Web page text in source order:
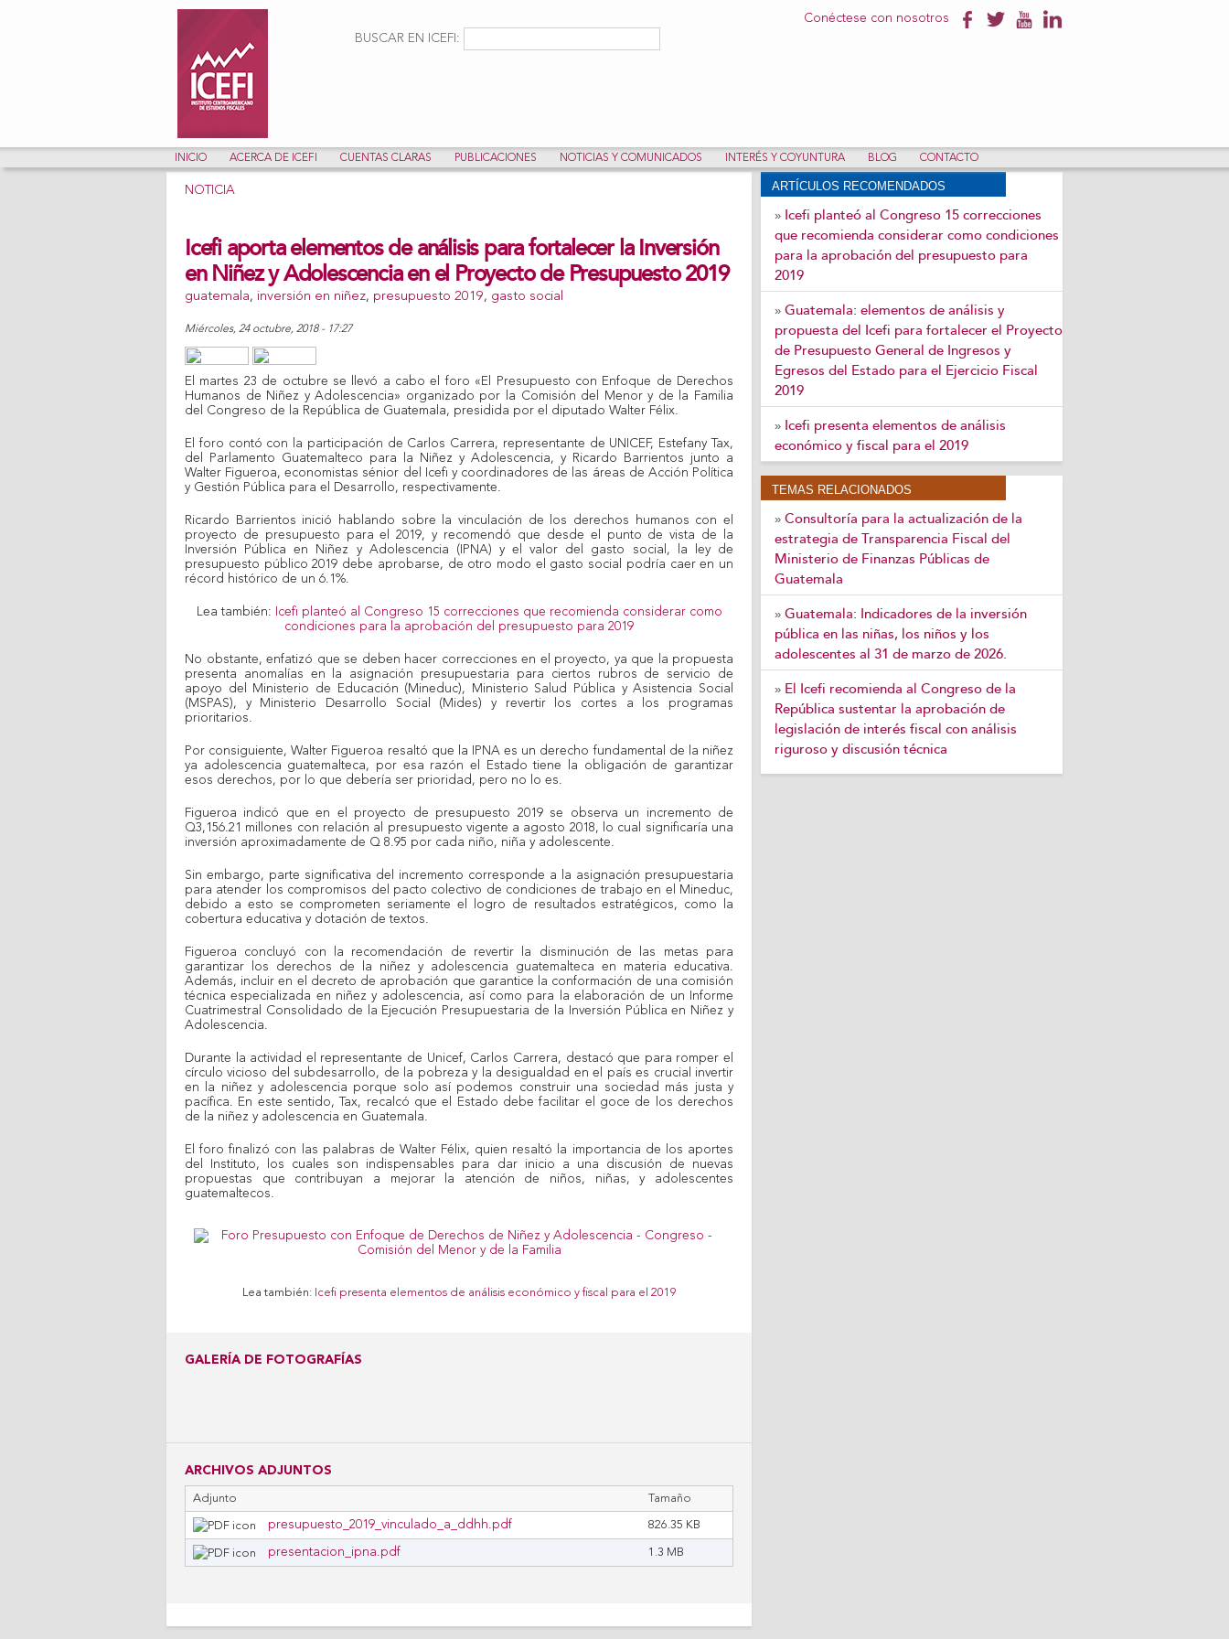
contenido
Conéctese con nosotros
Formulario de búsqueda
BUSCAR EN ICEFI:
INICIO ACERCA DE ICEFI CUENTAS CLARAS PUBLICACIONES NOTICIAS Y COMUNICADOS INTERÉS Y COYUNTURA BLOG CONTACTO
NOTICIA
Icefi aporta elementos de análisis para fortalecer la Inversión
en Niñez y Adolescencia en el Proyecto de Presupuesto 2019
guatemala, inversión en niñez, presupuesto 2019, gasto social
miércoles, 24 octubre, 2018 - 17:27
Share on Facebook
Tweet Widget
El martes 23 de octubre se llevó a cabo el foro «El Presupuesto con Enfoque de Derechos
Humanos de Niñez y Adolescencia» organizado por la Comisión del Menor y de la Familia
del Congreso de la República de Guatemala, presidida por el diputado Walter Félix.
El foro contó con la participación de Carlos Carrera, representante de UNICEF, Estefany Tax,
del Parlamento Guatemalteco para la Niñez y Adolescencia, y Ricardo Barrientos junto a
Walter Figueroa, economistas sénior del Icefi y coordinadores de las áreas de Acción Política
y Gestión Pública para el Desarrollo, respectivamente.
Ricardo Barrientos inició hablando sobre la vinculación de los derechos humanos con el
proyecto de presupuesto para el 2019, y recomendó que desde el punto de vista de la
Inversión Pública en Niñez y Adolescencia (IPNA) y el valor del gasto social, la ley de
presupuesto público 2019 debe aprobarse, de otro modo el gasto social podría caer en un
récord histórico de un 6.1%.
Lea también: Icefi planteó al Congreso 15 correcciones que recomienda considerar como
condiciones para la aprobación del presupuesto para 2019
No obstante, enfatizó que se deben hacer correcciones en el proyecto, ya que la propuesta
presenta anomalías en la asignación presupuestaria para ciertos rubros de servicio de
apoyo del Ministerio de Educación (Mineduc), Ministerio Salud Pública y Asistencia Social
(MSPAS), y Ministerio Desarrollo Social (Mides) y revertir los cortes a los programas
prioritarios.
Por consiguiente, Walter Figueroa resaltó que la IPNA es un derecho fundamental de la niñez
ya adolescencia guatemalteca, por esa razón el Estado tiene la obligación de garantizar
esos derechos, por lo que debería ser prioridad, pero no lo es.
Figueroa indicó que en el proyecto de presupuesto 2019 se observa un incremento de
Q3,156.21 millones con relación al presupuesto vigente a agosto 2018, lo cual significaría una
inversión aproximadamente de Q 8.95 por cada niño, niña y adolescente.
Sin embargo, parte significativa del incremento corresponde a la asignación presupuestaria
para atender los compromisos del pacto colectivo de condiciones de trabajo en el Mineduc,
debido a esto se comprometen seriamente el logro de resultados estratégicos, como la
cobertura educativa y dotación de textos.
Figueroa concluyó con la recomendación de revertir la disminución de las metas para
garantizar los derechos de la niñez y adolescencia guatemalteca en materia educativa.
Además, incluir en el decreto de aprobación que garantice la conformación de una comisión
técnica especializada en niñez y adolescencia, así como para la elaboración de un Informe
Cuatrimestral Consolidado de la Ejecución Presupuestaria de la Inversión Pública en Niñez y
Adolescencia.
Durante la actividad el representante de Unicef, Carlos Carrera, destacó que para romper el
círculo vicioso del subdesarrollo, de la pobreza y la desigualdad en el país es crucial invertir
en la niñez y adolescencia porque solo así podemos construir una sociedad más justa y
pacífica. En este sentido, Tax, recalcó que el Estado debe facilitar el goce de los derechos
de la niñez y adolescencia en Guatemala.
El foro finalizó con las palabras de Walter Félix, quien resaltó la importancia de los aportes
del Instituto, los cuales son indispensables para dar inicio a una discusión de nuevas
propuestas que contribuyan a mejorar la atención de niños, niñas, y adolescentes
guatemaltecos.
Lea también: Icefi presenta elementos de análisis económico y fiscal para el 2019
GALERÍA DE FOTOGRAFÍAS
ARCHIVOS ADJUNTOS
Adjunto Tamaño
presupuesto_2019_vinculado_a_ddhh.pdf 826.35 KB
presentacion_ipna.pdf 1.3 MB
ARTÍCULOS RECOMENDADOS
» Icefi planteó al Congreso 15 correcciones
que recomienda considerar como condiciones
para la aprobación del presupuesto para
2019
» Guatemala: elementos de análisis y
propuesta del Icefi para fortalecer el Proyecto
de Presupuesto General de Ingresos y
Egresos del Estado para el Ejercicio Fiscal
2019
» Icefi presenta elementos de análisis
económico y fiscal para el 2019
TEMAS RELACIONADOS
» Consultoría para la actualización de la
estrategia de Transparencia Fiscal del
Ministerio de Finanzas Públicas de
Guatemala
» Guatemala: Indicadores de la inversión
pública en las niñas, los niños y los
adolescentes al 31 de marzo de 2026.
» El Icefi recomienda al Congreso de la
República sustentar la aprobación de
legislación de interés fiscal con análisis
riguroso y discusión técnica